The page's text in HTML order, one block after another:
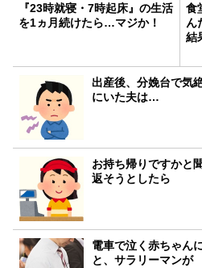
『23時就寝・7時起床』の生活
を1ヵ月続けたら…マジか！
食
ん
結
出産後、分娩台で気
にいた夫は…
お持ち帰りですかと
返そうとしたら
電車で泣く赤ちゃん
と、サラリーマンが